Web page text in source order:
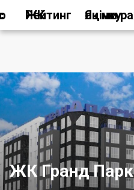
Рейтинг ЖК Як ми рахуємо оцінку
ЖК Гранд Парк